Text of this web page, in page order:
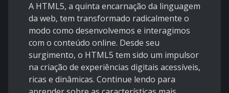
A HTML5, a quinta encarnação da linguagem
da web, tem transformado radicalmente o
modo como desenvolvemos e interagimos
com o conteúdo online. Desde seu
surgimento, o HTML5 tem sido um impulsor
na criação de experiências digitais acessíveis,
ricas e dinâmicas. Continue lendo para